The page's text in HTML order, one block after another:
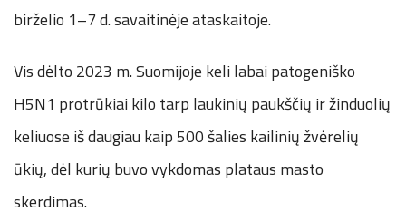
birželio 1–7 d. savaitinėje ataskaitoje.
Vis dėlto 2023 m. Suomijoje keli labai patogeniško
H5N1 protrūkiai kilo tarp laukinių paukščių ir žinduolių
keliuose iš daugiau kaip 500 šalies kailinių žvėrelių
ūkių, dėl kurių buvo vykdomas plataus masto
skerdimas.